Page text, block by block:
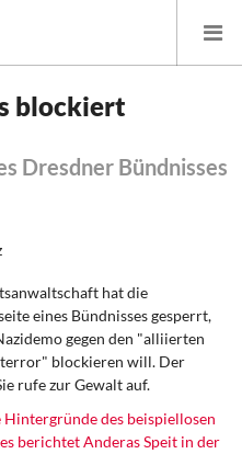
blockiert
Dresdner Bündnisses
hat die
eines Bündnisses gesperrt,
gegen den "alliierten
blockieren will. Der
rufe zur Gewalt auf.
Hintergründe des beispiellosen
berichtet Anderas Speit in der